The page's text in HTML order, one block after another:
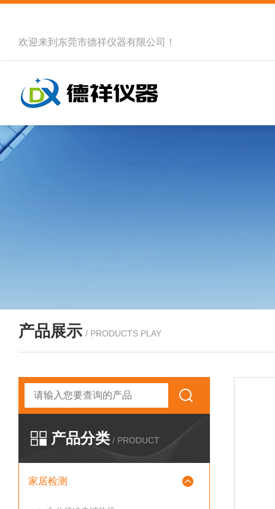
欢迎来到 东莞市德祥仪器有限公司 ！
产品展示 / PRODUCTS PLAY
产品分类 / PRODUCT
家居检测